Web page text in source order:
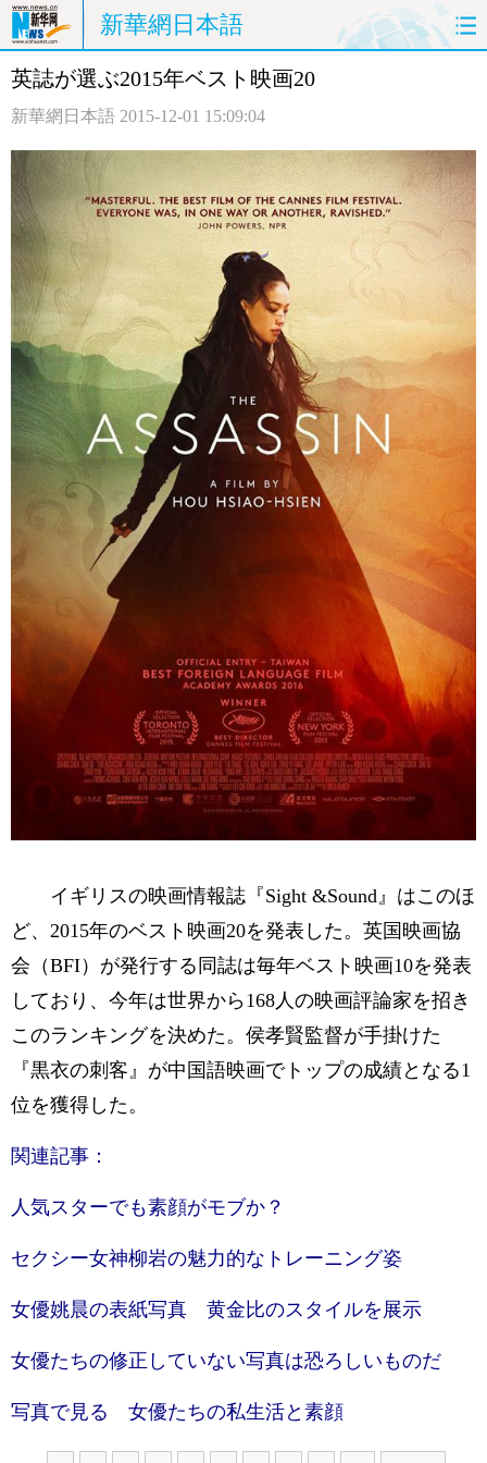
新華網日本語
ホームページ 政治
観光 評論 写真
中日対訳
英誌が選ぶ2015年ベスト映画20
新華網日本語 2015-12-01 15:09:04
イギリスの映画情報誌『Sight &Sound』はこのほ
ど、2015年のベスト映画20を発表した。英国映画協
会（BFI）が発行する同誌は毎年ベスト映画10を発表
しており、今年は世界から168人の映画評論家を招き
このランキングを決めた。侯孝賢監督が手掛けた
『黒衣の刺客』が中国語映画でトップの成績となる1
位を獲得した。
関連記事：
人気スターでも素顔がモブか？
セクシー女神柳岩の魅力的なトレーニング姿
女優姚晨の表紙写真 黄金比のスタイルを展示
女優たちの修正していない写真は恐ろしいものだ
写真で見る 女優たちの私生活と素顔